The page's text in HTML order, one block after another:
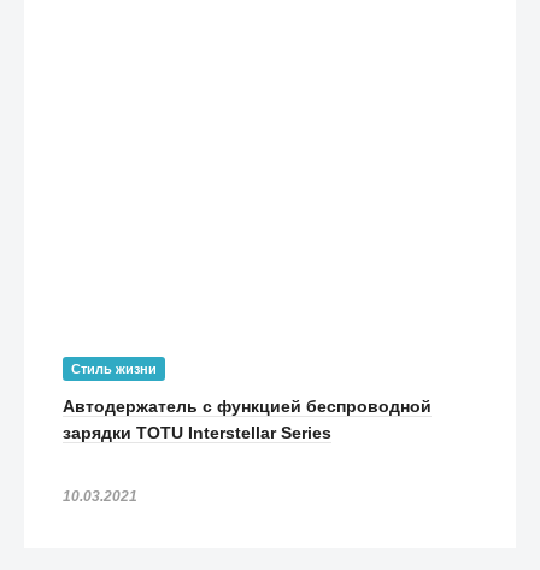
Стиль жизни
Автодержатель с функцией беспроводной
зарядки TOTU Interstellar Series
10.03.2021